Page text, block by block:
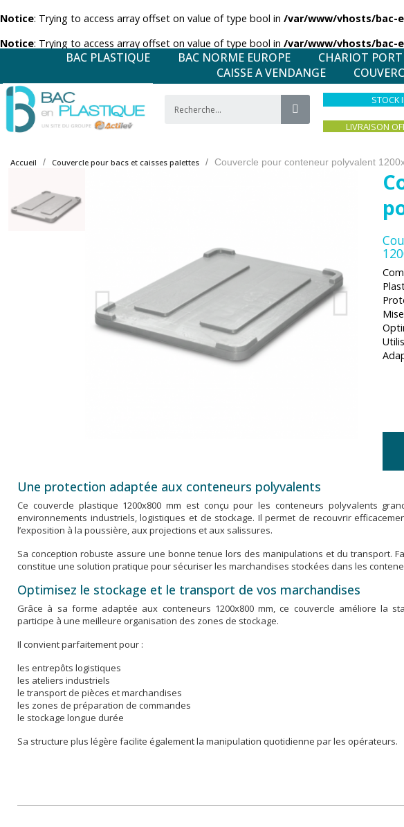
Notice: Trying to access array offset on value of type bool in /var/www/vhosts/bac-
Notice: Trying to access array offset on value of type bool in /var/www/vhosts/bac-
BAC PLASTIQUE BAC NORME EUROPE CHARIOT
CAISSE A VENDANGE
STOCK
LIVRAISON
Accueil Couvercle pour bacs et caisses palettes Couvercle pour conteneur polyvalent
Une protection adaptée aux conteneurs polyvalents
Ce couvercle plastique 1200x800 mm est conçu pour les conteneurs polyvalents
environnements industriels, logistiques et de stockage. Il permet de recouvrir
l’exposition à la poussière, aux projections et aux salissures.
Sa conception robuste assure une bonne tenue lors des manipulations et du transport.
constitue une solution pratique pour sécuriser les marchandises stockées dans les
Optimisez le stockage et le transport de vos marchandises
Grâce à sa forme adaptée aux conteneurs 1200x800 mm, ce couvercle améliore la
participe à une meilleure organisation des zones de stockage.
Il convient parfaitement pour :
les entrepôts logistiques
les ateliers industriels
le transport de pièces et marchandises
les zones de préparation de commandes
le stockage longue durée
Sa structure plus légère facilite également la manipulation quotidienne par les opérateurs.